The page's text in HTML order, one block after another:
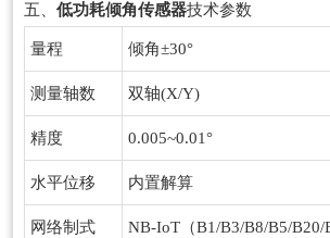
五、 低功耗倾角传感器技术参数
量程 倾角±30°
测量轴数 双轴(X/Y)
精度 0.005~0.01°
水平位移 内置解算
网络制式
NB-IoT（B1/B3/B8/B5/B20/